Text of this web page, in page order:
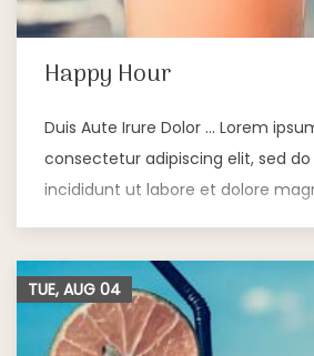
Happy Hour
Duis Aute Irure Dolor … Lorem
consectetur adipiscing elit, sed
incididunt ut labore et dolore
TUE, AUG 04